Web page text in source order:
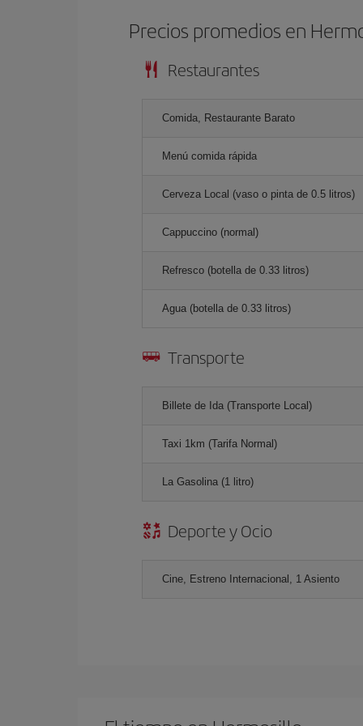
Precios promedios en
Restaurantes
Comida, Restaurante Barato
Menú comida rápida
Cerveza Local (vaso o pinta de 0.5 litros)
Cappuccino (normal)
Refresco (botella de 0.33 litros)
Agua (botella de 0.33 litros)
Transporte
Billete de Ida (Transporte Local)
Taxi 1km (Tarifa Normal)
La Gasolina (1 litro)
Deporte y Ocio
Cine, Estreno Internacional, 1 Asiento